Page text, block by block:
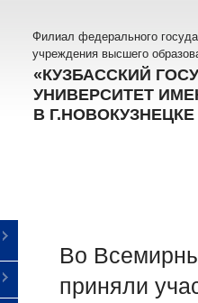
Филиал федерального
учреждения высшего
«КУЗБАССКИЙ
УНИВЕРСИТЕТ
В Г.НОВОКУЗНЕЦКЕ
Во
приняли